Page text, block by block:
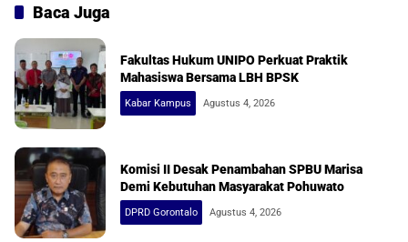
Baca Juga
Fakultas Hukum UNIPO Perkuat Praktik
Mahasiswa Bersama LBH BPSK
Kabar Kampus Agustus 4, 2026
Komisi II Desak Penambahan SPBU Marisa
Demi Kebutuhan Masyarakat Pohuwato
DPRD Gorontalo Agustus 4, 2026